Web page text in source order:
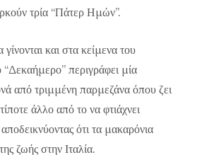
τρία “Πάτερ Ημών”.
και στα κείμενα του
περιγράφει μία
από τριμμένη παρμεζάνα όπου ζει
άλλο από το να φτιάχνει
ότι τα μακαρόνια
ζωής στην Ιταλία.